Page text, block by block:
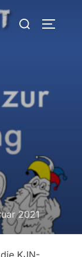
Suchen
2021
KJN-